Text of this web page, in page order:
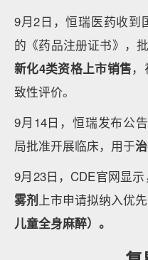
9月2日，恒瑞医药收到
的《药品注册证书》，
新化4类资格上市销售
致性评价。
9月14日，恒瑞发布公
局批准开展临床，用于
9月23日，CDE官网显
雾剂上市申请拟纳入优先
儿童全身麻醉）。